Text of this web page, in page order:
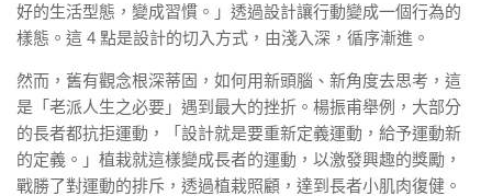
好的生活型態，變成習慣。」透過設計讓行動變成一個行為的
樣態。這 4 點是設計的切入方式，由淺入深，循序漸進。
然而，舊有觀念根深蒂固，如何用新頭腦、新角度去思考，這
是「老派人生之必要」遇到最大的挫折。楊振甫舉例，大部分
的長者都抗拒運動，「設計就是要重新定義運動，給予運動新
的定義。」植栽就這樣變成長者的運動，以激發興趣的獎勵，
戰勝了對運動的排斥，透過植栽照顧，達到長者小肌肉復健。